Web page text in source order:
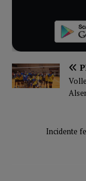
Incidente